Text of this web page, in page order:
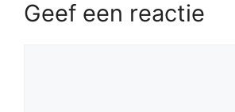
Geef een reactie